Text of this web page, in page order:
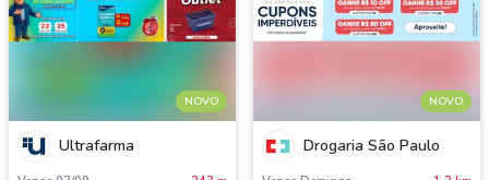
NOVO
Ultrafarma
NOVO
Drogaria São Paulo